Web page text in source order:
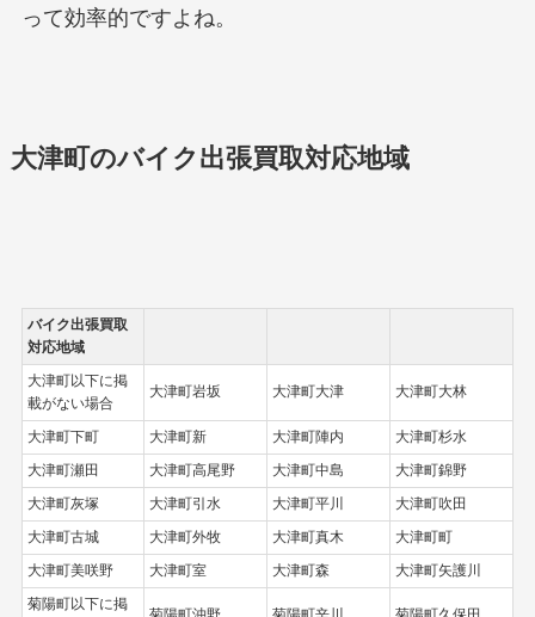
って効率的ですよね。
大津町のバイク出張買取対応地域
バイク出張買取
対応地域
大津町以下に掲
載がない場合
大津町岩坂 大津町大津 大津町大林
大津町下町 大津町新 大津町陣内
大津町杉水
大津町瀬田
大津町高尾野 大津町中島
大津町錦野
大津町灰塚
大津町引水 大津町平川
大津町吹田
大津町古城
大津町外牧 大津町真木
大津町町
大津町美咲野
大津町室 大津町森
大津町矢護川
菊陽町以下に掲